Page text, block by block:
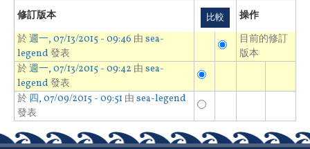
修訂版本
操作
於週一, 07/13/2015 - 09:46 由 sea-
legend 發表
目前的修訂
版本
於週一, 07/13/2015 - 09:42 由 sea-
legend 發表
於 四, 07/09/2015 - 09:51 由 sea-legend
發表